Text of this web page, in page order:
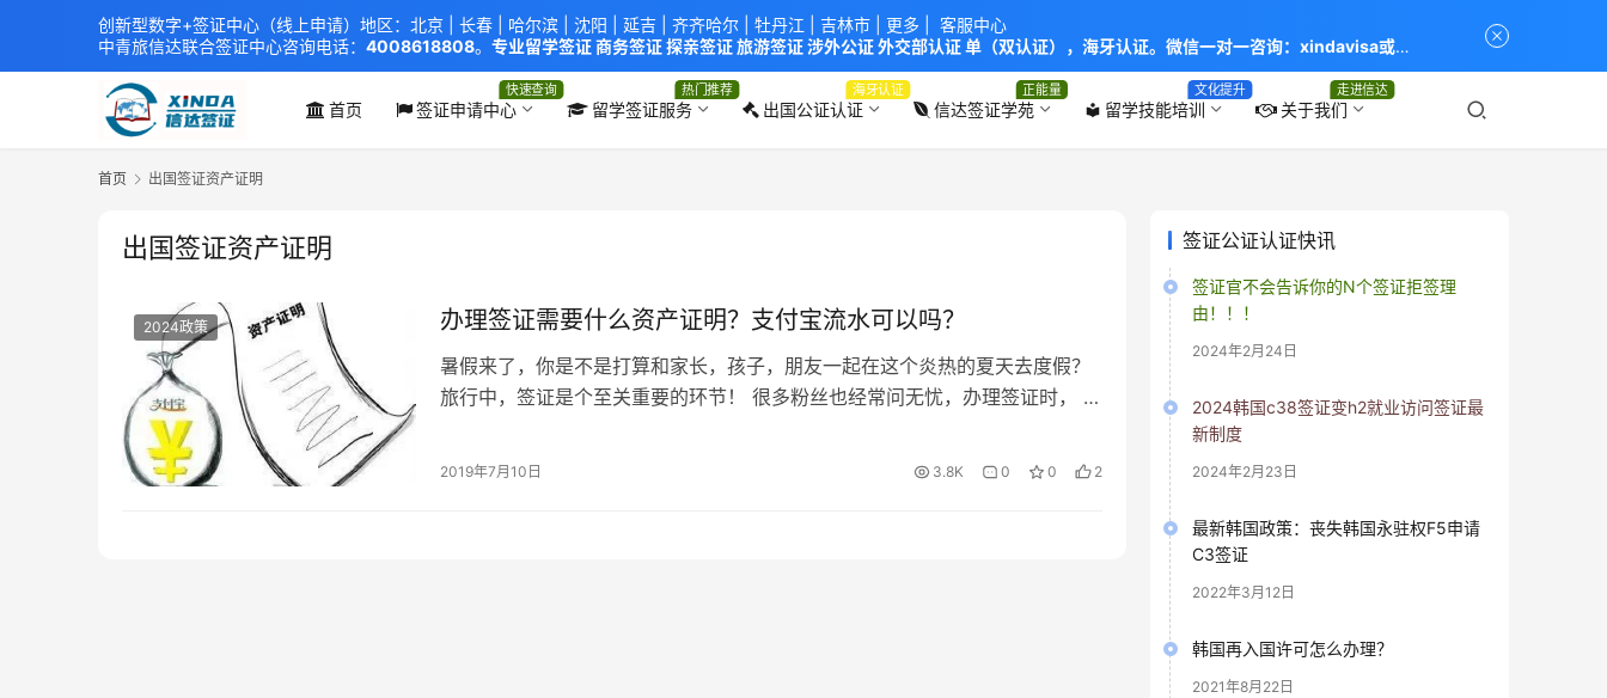
首页 签证申请中心
快速查询
留学签证服务
热门推荐
出国公证认证
海牙认证
信达签证学苑
正能量
local_library 留学技能培训
文化提升
关于我们
走进信达
首页 出国签证资产证明
出国签证资产证明
2024政策 办理签证需要什么资产证明？支付宝流水可以吗？
暑假来了，你是不是打算和家长，孩子，朋友一起在这个炎热的夏天去度假？
旅行中，签证是个至关重要的环节！ 很多粉丝也经常问无忧，办理签证时， 申
关于【未成年人VS学生出国签证攻略】暑期带孩子去旅行，这项证明很重要！
2019年7月10日 3.8K 0 0 2
签证公证认证快讯
签证官不会告诉你的N个签证拒签理
由！！！
2024年2月24日
2024韩国c38签证变h2就业访问签证最
新制度
2024年2月23日
最新韩国政策：丧失韩国永驻权F5申请
C3签证
2022年3月12日
韩国再入国许可怎么办理？
2021年8月22日
创新型数字+签证中心（线上申请）地区：北京 | 长春 哈尔滨 沈阳 延吉 | 齐齐哈尔 | 牡丹江 吉林市 | 更多 | 客服中心
中青旅信达联合签证中心咨询电话： 4008618808。 专业留学签证 商务签证 探亲签证 旅游签证 涉外公证 外交部认证 单（双认证），海牙认证。微信一对一咨询：xindavisa或
xindavisa01 免责声明：本站非政府网站，不隶属于大使馆！提供服务机构：信达出入境服务有限公司/中青国际旅行社有限公司.专业：留学签证 商务签证 探亲签证 旅游签证 涉外公证
外交部认证 单（双认证），海牙认证。